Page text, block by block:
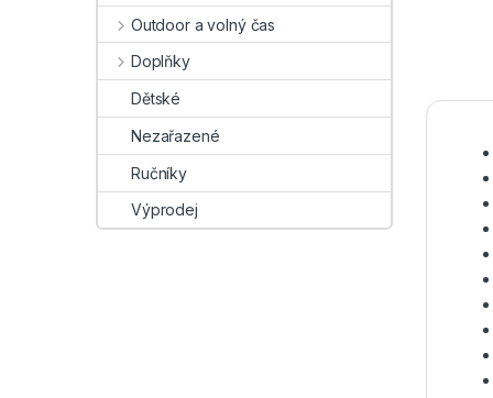
Outdoor a volný čas
Doplňky
Dětské
Nezařazené
Ručníky
Výprodej